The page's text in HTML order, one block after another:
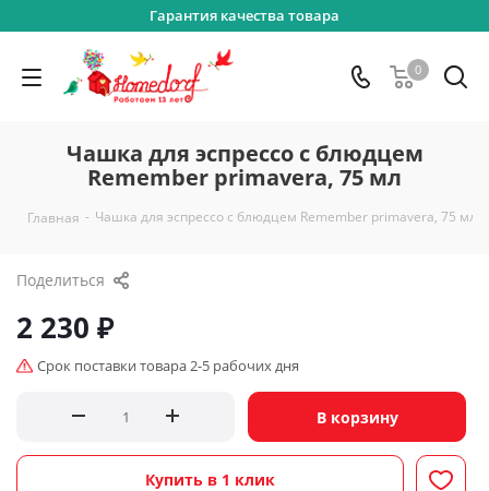
Гарантия качества товара
0
Чашка для эспрессо с блюдцем
Remember primavera, 75 мл
Главная - Чашка для эспрессо с блюдцем Remember primavera, 75 мл
Поделиться
2 230 ₽
Срок поставки товара 2-5 рабочих дня
В корзину
Купить в 1 клик